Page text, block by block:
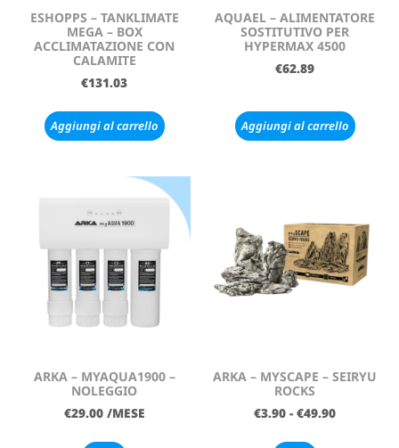
ESHOPPS – TANKLIMATE
MEGA – BOX
ACCLIMATAZIONE CON
CALAMITE
€131.03
Aggiungi al carrello
AQUAEL – ALIMENTATORE
SOSTITUTIVO PER
HYPERMAX 4500
€62.89
Aggiungi al carrello
ARKA – MYAQUA1900 –
NOLEGGIO
€29.00 /MESE
ARKA – MYSCAPE – SEIRYU
ROCKS
€3.90 - €49.90